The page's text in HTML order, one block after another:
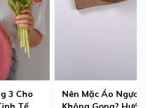
3 Cho
Nên Mặc Áo Ngực